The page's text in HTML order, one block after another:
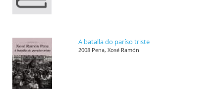
A batalla do paríso triste
2008 Pena, Xosé Ramón